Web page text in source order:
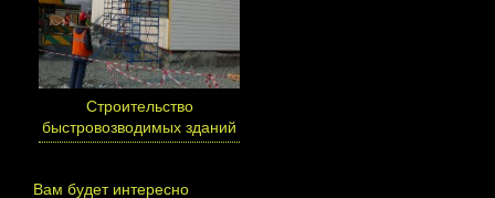
Cтроительство
быстровозводимых зданий
Вам будет интересно